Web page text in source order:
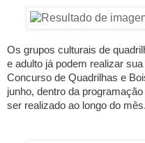
Os grupos culturais de
e adulto já podem realizar
Concurso de Quadrilhas e
junho, dentro da
ser realizado ao longo do mês.